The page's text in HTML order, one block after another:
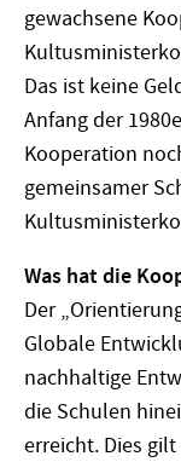
gewachsene
Das ist keine
Anfang der
Kooperation
gemeinsamer
Was hat die
Der
Globale
nachhaltige
die Schulen
erreicht. Dies